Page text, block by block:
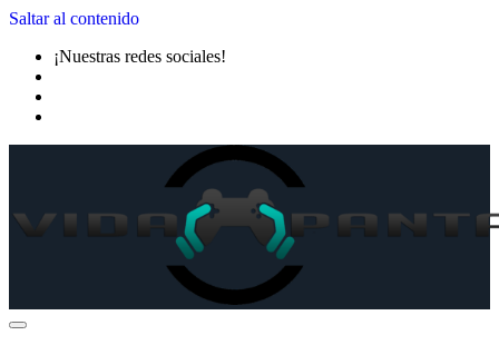
Saltar al contenido
¡Nuestras redes sociales!